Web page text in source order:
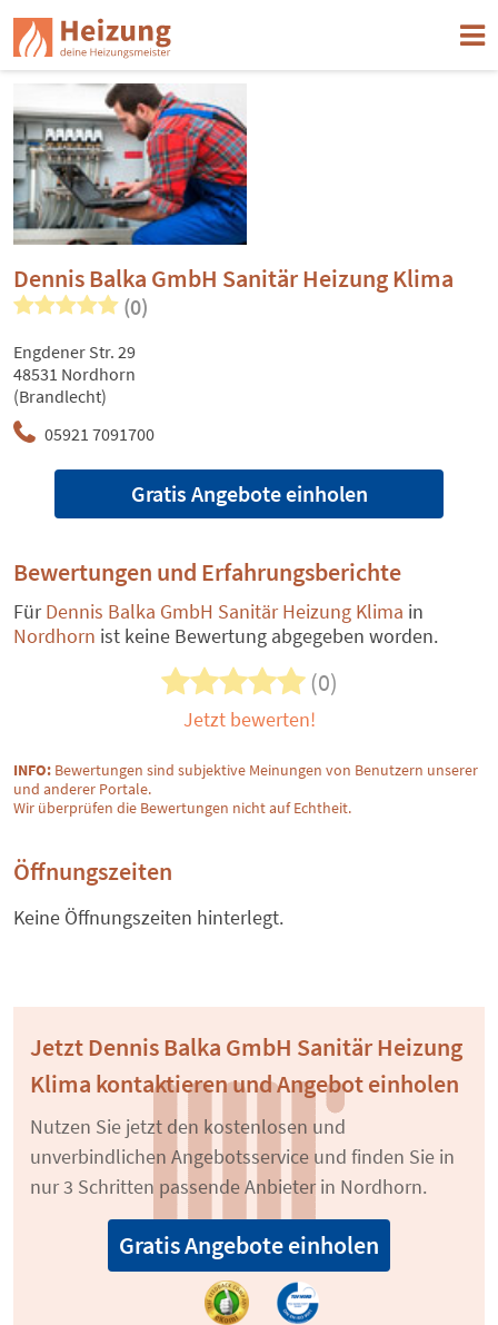
Dennis Balka GmbH Sanitär Heizung Klima
(0)
05921 7091700
Engdener Str. 29
48531 Nordhorn
(Brandlecht)
Gratis Angebote einholen
Bewertungen und Erfahrungsberichte
FürDennis Balka GmbH Sanitär Heizung Klima in
Nordhorn ist keine Bewertung abgegeben worden.
(0)
Jetzt bewerten!
INFO: Bewertungen sind subjektive Meinungen von Benutzern unserer
und anderer Portale.
Wir überprüfen die Bewertungen nicht auf Echtheit.
Öffnungszeiten
Keine Öffnungszeiten hinterlegt.
Jetzt Dennis Balka GmbH Sanitär Heizung
Klima kontaktieren und Angebot einholen
Nutzen Sie jetzt den kostenlosen und
unverbindlichen Angebotsservice und finden Sie in
nur 3 Schritten passende Anbieter in Nordhorn.
Gratis Angebote einholen